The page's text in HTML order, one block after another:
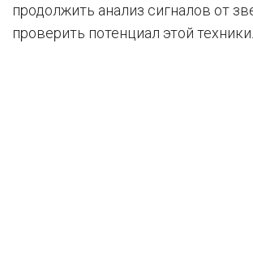
продолжить анализ сигналов от
проверить потенциал этой техники.